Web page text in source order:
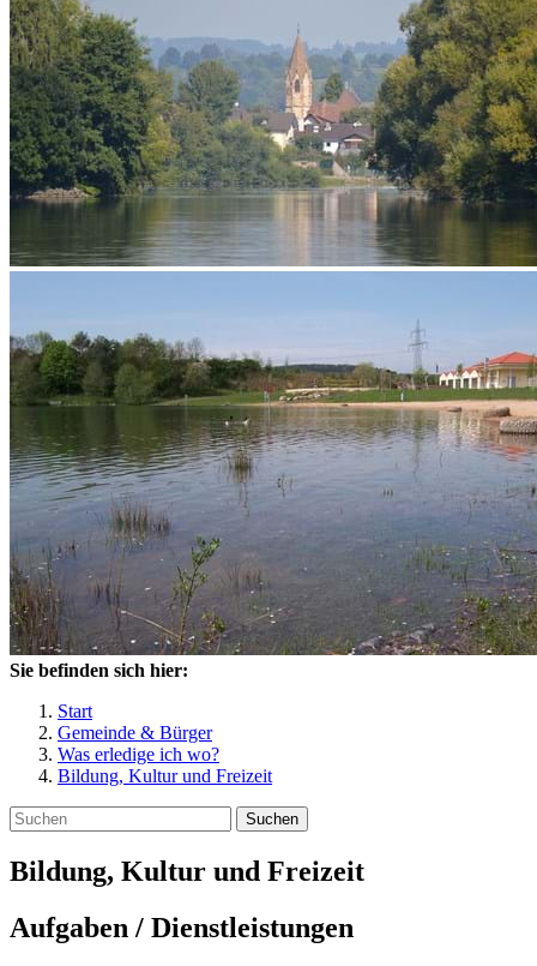
Sie befinden sich hier:
Start
Gemeinde & Bürger
Was erledige ich wo?
Bildung, Kultur und Freizeit
Suchen
Bildung, Kultur und Freizeit
Aufgaben / Dienstleistungen